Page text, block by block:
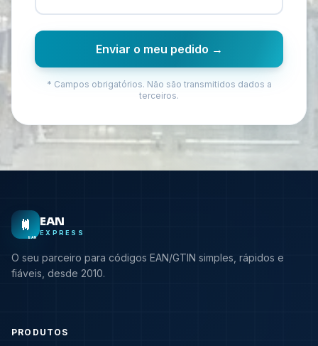
Enviar o meu pedido →
* Campos obrigatórios. Não são transmitidos dados a
terceiros.
EAN
EAN
EXPRESS
O seu parceiro para códigos EAN/GTIN simples, rápidos e
fiáveis, desde 2010.
PRODUTOS